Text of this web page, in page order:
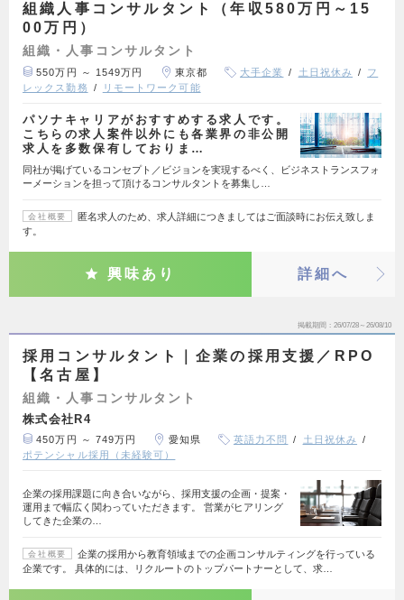
組織人事コンサルタント（年収580万円～15
00万円）
組織・人事コンサルタント
550万円 ～ 1549万円 東京都 大手企業 土日祝休み
フ
レックス勤務
リモートワーク可能
パソナキャリアがおすすめする求人です。
こちらの求人案件以外にも各業界の非公開
求人を多数保有しておりま…
同社が掲げているコンセプト／ビジョンを実現するべく、ビジネストランスフォ
ーメーションを担って頂けるコンサルタントを募集し…
会社概要
匿名求人のため、求人詳細につきましてはご面談時にお伝え致しま
す。
興味あり 詳細へ
掲載期間 26/07/28～26/08/10
採用コンサルタント｜企業の採用支援／RPO
【名古屋】
組織・人事コンサルタント
株式会社R4
450万円 ～ 749万円 愛知県 英語力不問
土日祝休み
ポテンシャル採用（未経験可）
企業の採用課題に向き合いながら、採用支援の企画・提案・
運用まで幅広く関わっていただきます。 営業がヒアリング
してきた企業の…
会社概要
企業の採用から教育領域までの企画コンサルティングを行っている
企業です。 具体的には、リクルートのトップパートナーとして、求…